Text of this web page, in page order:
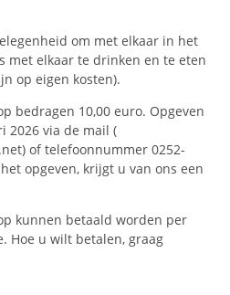
om met elkaar in het
met elkaar te drinken en te eten
op eigen kosten).
bedragen 10,00 euro. Opgeven
2026 via de mail (
of telefoonnummer 0252-
opgeven, krijgt u van ons een
kunnen betaald worden per
Hoe u wilt betalen, graag